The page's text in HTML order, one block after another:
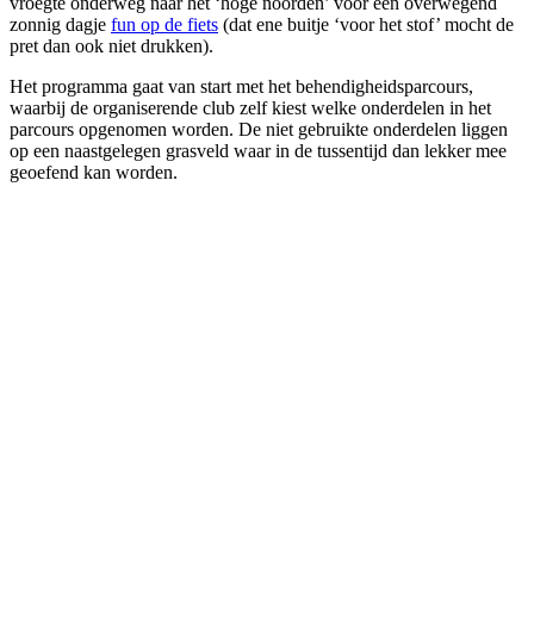
zonnig dagje fun op de fiets (dat ene buitje ‘voor het stof’ mocht de
pret dan ook niet drukken).
Het programma gaat van start met het behendigheidsparcours,
waarbij de organiserende club zelf kiest welke onderdelen in het
parcours opgenomen worden. De niet gebruikte onderdelen liggen
op een naastgelegen grasveld waar in de tussentijd dan lekker mee
geoefend kan worden.